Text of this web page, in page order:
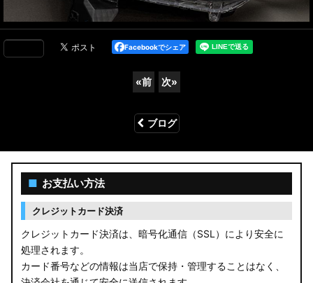
Facebookでシェア
«前 次»
ブログ
■ お支払い方法
クレジットカード決済
クレジットカード決済は、暗号化通信（SSL）により安全に
処理されます。
カード番号などの情報は当店で保持・管理することはなく、